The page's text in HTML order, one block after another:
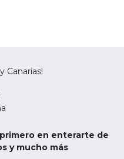
Canarias!
en enterarte de
y mucho más